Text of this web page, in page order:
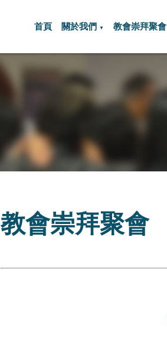
首頁 關於我們 ▼ 教會崇拜聚會
教會崇拜聚會